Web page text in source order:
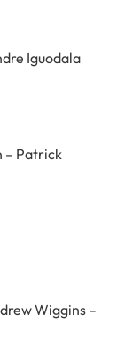
Iguodala
– Patrick
Wiggins –